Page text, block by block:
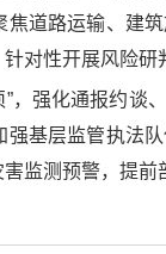
道路运输、建
对性开展风险
”，强化通报约
基层监管执法
监测预警，提